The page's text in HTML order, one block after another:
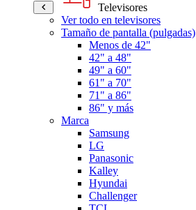
Televisores
Ver todo en televisores
Tamaño de pantalla (pulgadas)
Menos de 42"
42" a 48"
49" a 60"
61" a 70"
71" a 86"
86" y más
Marca
Samsung
LG
Panasonic
Kalley
Hyundai
Challenger